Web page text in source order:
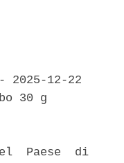
2025-12-22
30 g
Paese  di